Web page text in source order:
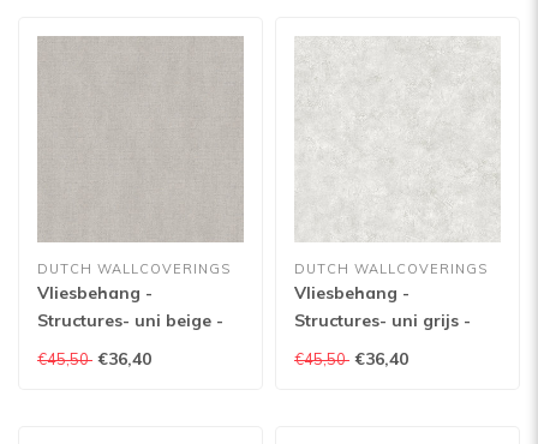
DUTCH WALLCOVERINGS
Vliesbehang -
Structures- uni beige -
M551-29
€45,50 €36,40
DUTCH WALLCOVERINGS
Vliesbehang -
Structures- uni grijs -
M550-00
€45,50 €36,40